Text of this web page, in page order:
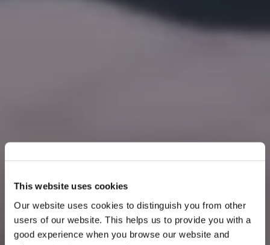
This website uses cookies
Our website uses cookies to distinguish you from other
users of our website. This helps us to provide you with a
good experience when you browse our website and